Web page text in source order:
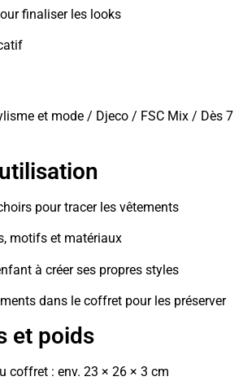
finaliser les looks
et mode / Djeco / FSC Mix / Dès 7
pour tracer les vêtements
motifs et matériaux
à créer ses propres styles
dans le coffret pour les préserver
et poids
coffret : env. 23 × 26 × 3 cm